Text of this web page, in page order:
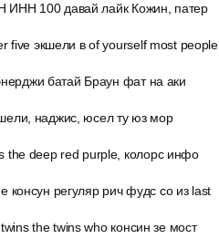
ИНН 100 давай лайк Кожин, патер
five экшели в of yourself most people
батай Браун фат на аки
наджис, юсел ту юз мор
the deep red purple, колорс инфо
консун регуляр рич фудс со из last
the twins who консин зе мост